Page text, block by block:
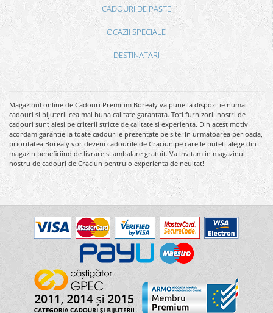
CADOURI DE PASTE
OCAZII SPECIALE
DESTINATARI
Magazinul online de Cadouri Premium Borealy va pune la dispozitie numai
cadouri si bijuterii cea mai buna calitate garantata. Toti furnizorii nostri de
cadouri sunt alesi pe criterii stricte de calitate si experienta. Din acest motiv
acordam garantie la toate cadourile prezentate pe site. In urmatoarea perioada,
prioritatea Borealy vor deveni cadourile de Craciun pe care le puteti alege din
magazin beneficiind de livrare si ambalare gratuit. Va invitam in magazinul
nostru de cadouri de Craciun pentru o experienta de neuitat!